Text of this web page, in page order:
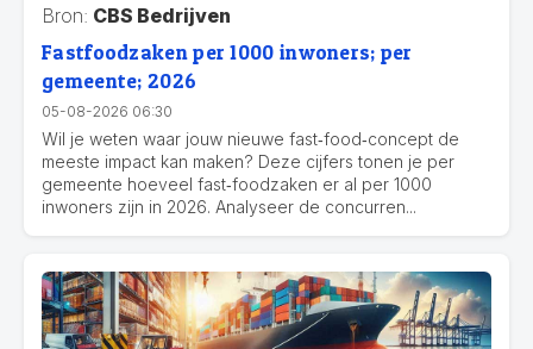
Bron: CBS Bedrijven
Fastfoodzaken per 1000 inwoners; per
gemeente; 2026
05-08-2026 06:30
Wil je weten waar jouw nieuwe fast‑food‑concept de
meeste impact kan maken? Deze cijfers tonen je per
gemeente hoeveel fast‑foodzaken er al per 1000
inwoners zijn in 2026. Analyseer de concurren...